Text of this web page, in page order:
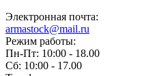
Электронная почта:
armastock@mail.ru
Режим работы:
Пн-Пт: 10:00 - 18.00
Сб: 10:00 - 17.00